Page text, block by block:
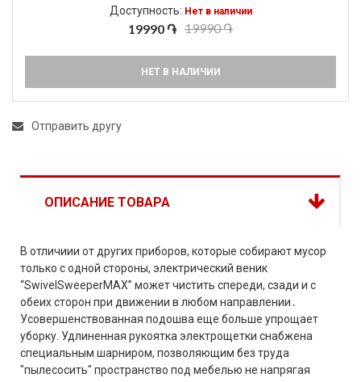
Доступность: Нет в наличии
19990 ֏ 19990 ֏
НЕТ В НАЛИЧИИ
Отправить другу
ОПИСАНИЕ ТОВАРА
В отличиии от других приборов, которые собирают мусор
только с одной стороны, электрический веник
“SwivelSweeperMAX” может чистить спереди, сзади и с
обеих сторон при движении в любом направлении․
Усовершенствованная подошва еще больше упрощает
уборку. Удлиненная рукоятка электрощетки снабжена
специальным шарниром, позволяющим без труда
"пылесосить" пространство под мебелью не напрягая